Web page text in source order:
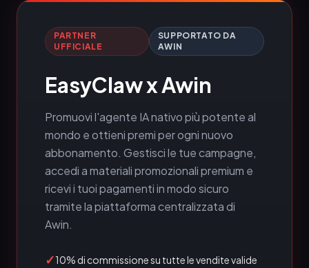
PARTNER
UFFICIALE
SUPPORTATO DA
AWIN
EasyClaw x Awin
Promuovi l'agente IA nativo più potente al
mondo e ottieni premi per ogni nuovo
abbonamento. Gestisci le tue campagne,
accedi a materiali promozionali premium e
ricevi i tuoi pagamenti in modo sicuro
tramite la piattaforma centralizzata di
Awin.
✓10% di commissione su tutte le vendite valide